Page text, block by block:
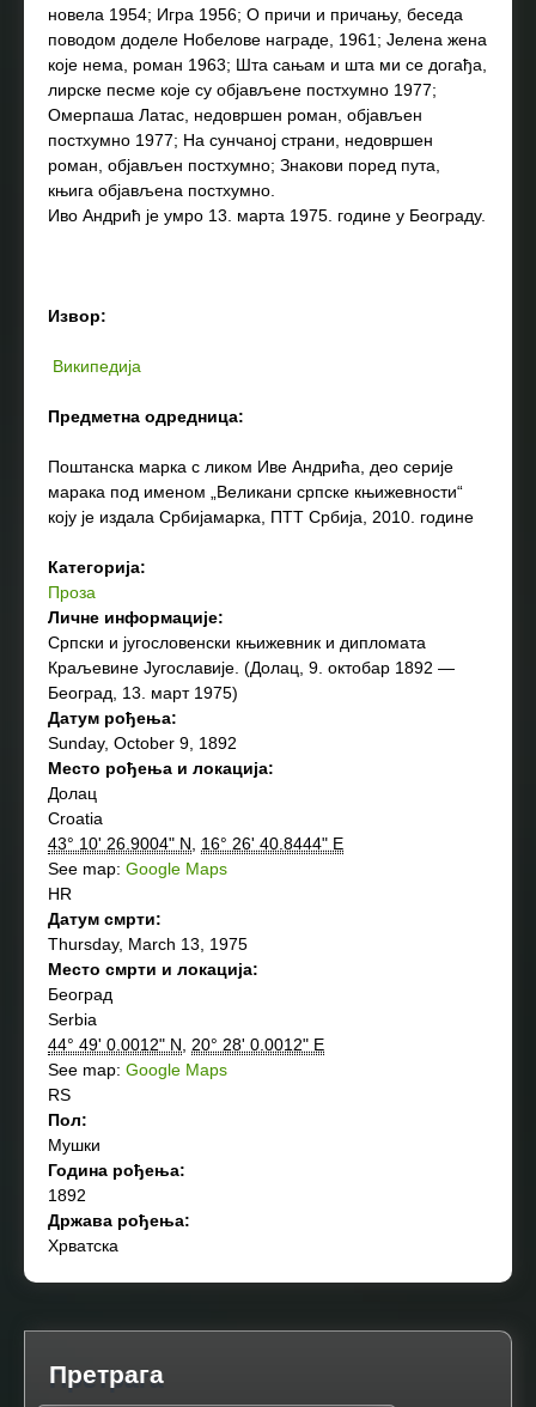
новела 1954; Игра 1956; О причи и причању, беседа
поводом доделе Нобелове награде, 1961; Јелена жена
које нема, роман 1963; Шта сањам и шта ми се догађа,
лирске песме које су објављене постхумно 1977;
Омерпаша Латас, недовршен роман, објављен
постхумно 1977; На сунчаној страни, недовршен
роман, објављен постхумно; Знакови поред пута,
књига објављена постхумно.
Иво Андрић је умро 13. марта 1975. године у Београду.
Извор:
Википедија
Предметна одредница:
Поштанска марка с ликом Иве Андрића, део серије
марака под именом „Великани српске књижевности“
коју је издала Србијамарка, ПТТ Србија, 2010. године
Категорија:
Проза
Личне информације:
Српски и југословенски књижевник и дипломата
Краљевине Југославије. (Долац, 9. октобар 1892 —
Београд, 13. март 1975)
Датум рођења:
Sunday, October 9, 1892
Место рођења и локација:
Долац
Croatia
43° 10' 26.9004" N
16° 26' 40.8444" E
See map: Google Maps
HR
Датум смрти:
Thursday, March 13, 1975
Место смрти и локација:
Београд
Serbia
44° 49' 0.0012" N
20° 28' 0.0012" E
See map: Google Maps
RS
Пол:
Мушки
Година рођења:
1892
Држава рођења:
Хрватска
Претрага